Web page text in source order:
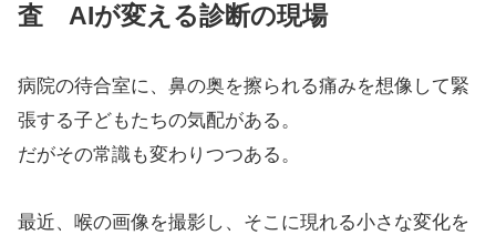
査 AIが変える診断の現場
病院の待合室に、鼻の奥を擦られる痛みを想像して緊
張する子どもたちの気配がある。
だがその常識も変わりつつある。
最近、喉の画像を撮影し、そこに現れる小さな変化を